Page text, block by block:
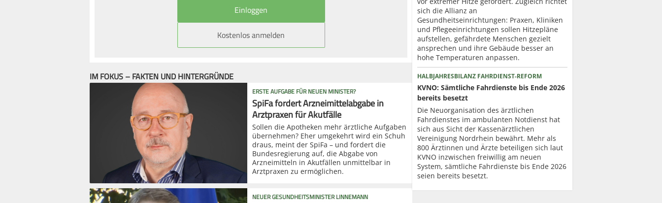
Kostenlos anmelden
IM FOKUS – FAKTEN UND HINTERGRÜNDE
ERSTE AUFGABE FÜR NEUEN MINISTER?
SpiFa fordert Arzneimittelabgabe in
Arztpraxen für Akutfälle
Sollen die Apotheken mehr ärztliche Aufgaben
übernehmen? Eher umgekehrt wird ein Schuh
draus, meint der SpiFa – und fordert die
Bundesregierung auf, die Abgabe von
Arzneimitteln in Akutfällen unmittelbar in
Arztpraxen zu ermöglichen.
NEUER GESUNDHEITSMINISTER LINNEMANN
sich die Allianz an
Gesundheitseinrichtungen: Praxen, Kliniken
und Pflegeeinrichtungen sollen Hitzepläne
aufstellen, gefährdete Menschen gezielt
ansprechen und ihre Gebäude besser an
hohe Temperaturen anpassen.
HALBJAHRESBILANZ FAHRDIENST-REFORM
KVNO: Sämtliche Fahrdienste bis Ende 2026
bereits besetzt
Die Neuorganisation des ärztlichen
Fahrdienstes im ambulanten Notdienst hat
sich aus Sicht der Kassenärztlichen
Vereinigung Nordrhein bewährt. Mehr als
800 Ärztinnen und Ärzte beteiligen sich laut
KVNO inzwischen freiwillig am neuen
System, sämtliche Fahrdienste bis Ende 2026
seien bereits besetzt.